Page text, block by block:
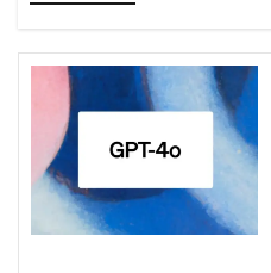
Startups
sub-Saharan
Tanzania
Travis Kelce
Taylor Swift
Tech
Trashion
セディ
Sierra Leone